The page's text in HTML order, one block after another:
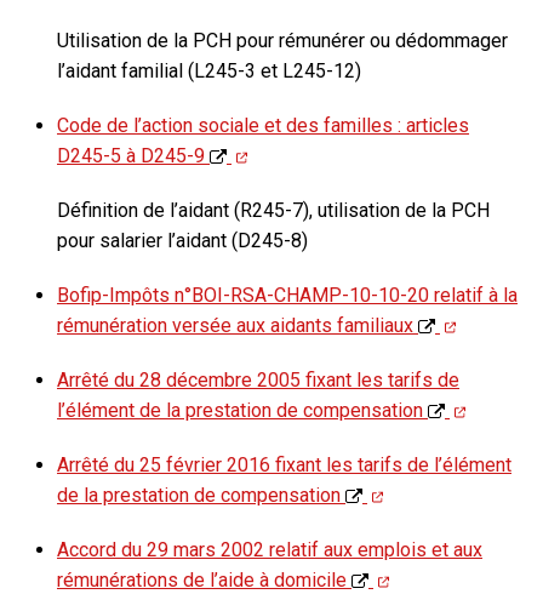
Utilisation de la PCH pour rémunérer ou dédommager
l’aidant familial (L245-3 et L245-12)
Code de l’action sociale et des familles : articles
D245-5 à D245-9
Définition de l’aidant (R245-7), utilisation de la PCH
pour salarier l’aidant (D245-8)
Bofip-Impôts n°BOI-RSA-CHAMP-10-10-20 relatif à la
rémunération versée aux aidants familiaux
Arrêté du 28 décembre 2005 fixant les tarifs de
l’élément de la prestation de compensation
Arrêté du 25 février 2016 fixant les tarifs de l’élément
de la prestation de compensation
Accord du 29 mars 2002 relatif aux emplois et aux
rémunérations de l’aide à domicile